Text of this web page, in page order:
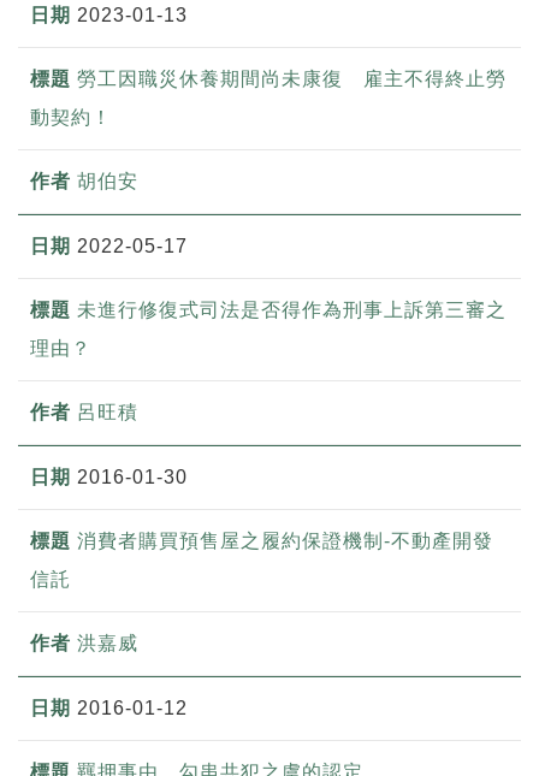
2023-01-13
勞工因職災休養期間尚未康復 雇主不得終止勞
動契約！
胡伯安
2022-05-17
未進行修復式司法是否得作為刑事上訴第三審之
理由？
呂旺積
2016-01-30
消費者購買預售屋之履約保證機制-不動產開發
信託
洪嘉威
2016-01-12
羈押事由，勾串共犯之虞的認定